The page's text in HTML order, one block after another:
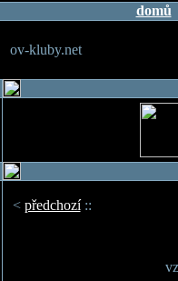
domů
ov-kluby.net
< předchozí::